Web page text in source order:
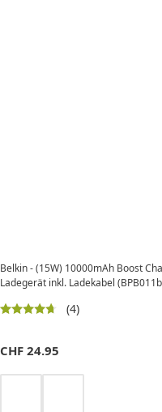
Belkin - (15W) 10000mAh Boost
Ladegerät inkl. Ladekabel
(4)
CHF 24.95